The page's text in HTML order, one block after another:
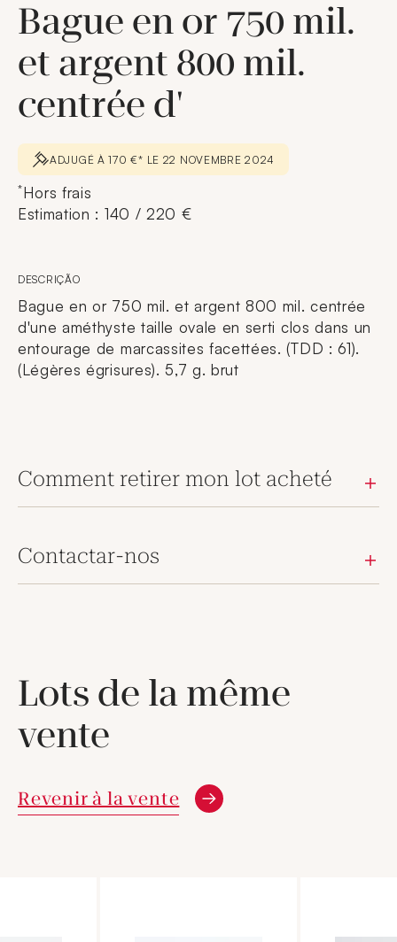
Bague en or 750 mil.
et argent 800 mil.
centrée d'
ADJUGÉ À 170 €* LE 22 NOVEMBRE 2024
*Hors frais
Estimation : 140 / 220 €
DESCRIÇÃO
Bague en or 750 mil. et argent 800 mil. centrée
d'une améthyste taille ovale en serti clos dans un
entourage de marcassites facettées. (TDD : 61).
(Légères égrisures). 5,7 g. brut
Comment retirer mon lot acheté
Contactar-nos
Lots de la même
vente
Revenir à la vente